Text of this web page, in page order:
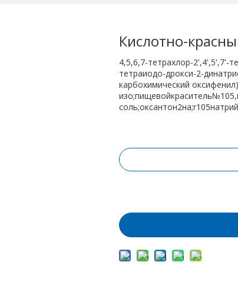
Кислотно-
4,5,6,7-тетрахлор-2',4',5',7'-
тетраиодо-дрокси-2-
карбохимический